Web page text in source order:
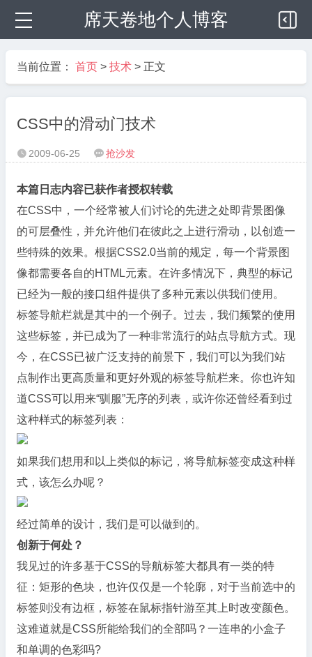
席天卷地个人博客
当前位置： 首页 > 技术 > 正文
CSS中的滑动门技术
 2009-06-25  抢沙发
本篇日志内容已获作者授权转载
在CSS中，一个经常被人们讨论的先进之处即背景图像
的可层叠性，并允许他们在彼此之上进行滑动，以创造一
些特殊的效果。根据CSS2.0当前的规定，每一个背景图
像都需要各自的HTML元素。在许多情况下，典型的标记
已经为一般的接口组件提供了多种元素以供我们使用。
标签导航栏就是其中的一个例子。过去，我们频繁的使用
这些标签，并已成为了一种非常流行的站点导航方式。现
今，在CSS已被广泛支持的前景下，我们可以为我们站
点制作出更高质量和更好外观的标签导航栏来。你也许知
道CSS可以用来“驯服”无序的列表，或许你还曾经看到过
这种样式的标签列表：
如果我们想用和以上类似的标记，将导航标签变成这种样
式，该怎么办呢？
经过简单的设计，我们是可以做到的。
创新于何处？
我见过的许多基于CSS的导航标签大都具有一类的特
征：矩形的色块，也许仅仅是一个轮廓，对于当前选中的
标签则没有边框，标签在鼠标指针游至其上时改变颜色。
这难道就是CSS所能给我们的全部吗？一连串的小盒子
和单调的色彩吗?